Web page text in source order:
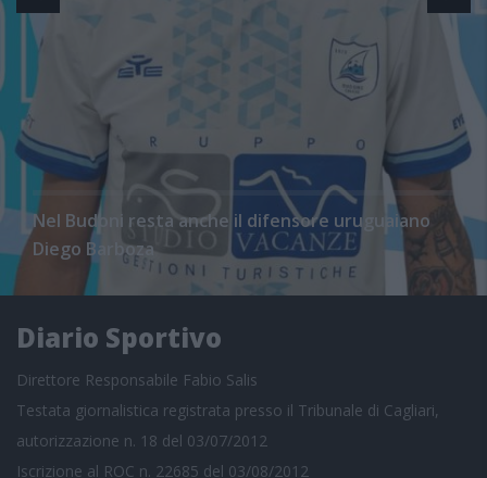
Nel Budoni resta anche il difensore uruguaiano
Diego Barboza
Diario Sportivo
Direttore Responsabile Fabio Salis
Testata giornalistica registrata presso il Tribunale di Cagliari,
autorizzazione n. 18 del 03/07/2012
Iscrizione al ROC n. 22685 del 03/08/2012